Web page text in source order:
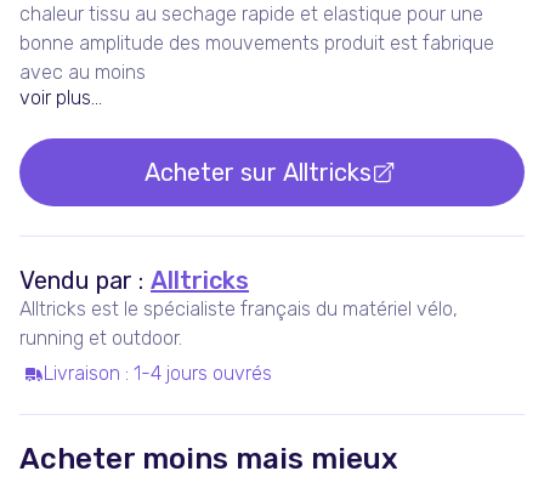
chaleur tissu au sechage rapide et elastique pour une
bonne amplitude des mouvements produit est fabrique
avec au moins
voir plus...
Acheter sur Alltricks
Vendu par : Alltricks
Alltricks est le spécialiste français du matériel vélo,
running et outdoor.
Livraison : 1-4 jours ouvrés
Acheter moins mais mieux